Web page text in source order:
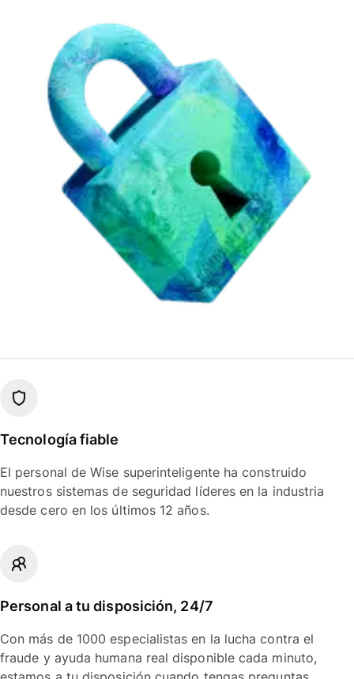
Tecnología fiable
El personal de Wise superinteligente ha construido
nuestros sistemas de seguridad líderes en la industria
desde cero en los últimos 12 años.
Personal a tu disposición, 24/7
Con más de 1000 especialistas en la lucha contra el
fraude y ayuda humana real disponible cada minuto,